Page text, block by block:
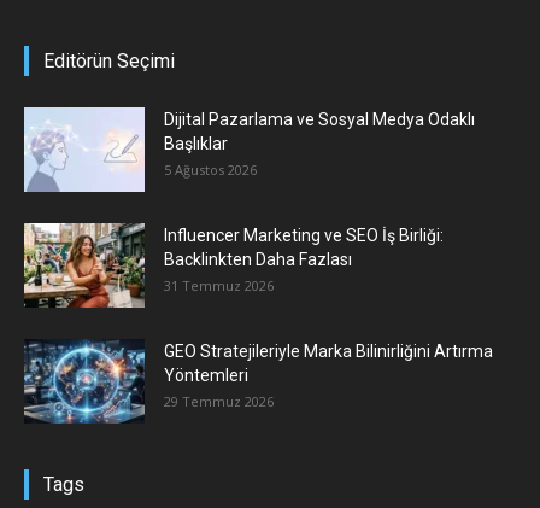
Editörün Seçimi
Dijital Pazarlama ve Sosyal Medya Odaklı
Başlıklar
5 Ağustos 2026
Influencer Marketing ve SEO İş Birliği:
Backlinkten Daha Fazlası
31 Temmuz 2026
GEO Stratejileriyle Marka Bilinirliğini Artırma
Yöntemleri
29 Temmuz 2026
Tags